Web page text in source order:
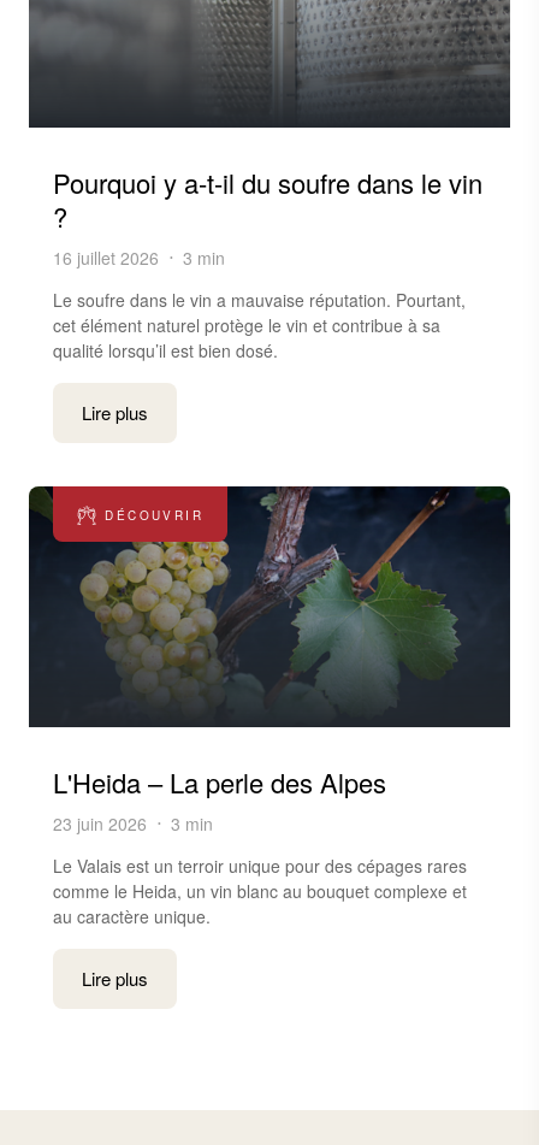
Pourquoi y a-t-il du soufre dans le vin
?
16 juillet 2026
3 min
Le soufre dans le vin a mauvaise réputation. Pourtant,
cet élément naturel protège le vin et contribue à sa
qualité lorsqu’il est bien dosé.
Lire plus
DÉCOUVRIR
L'Heida – La perle des Alpes
23 juin 2026
3 min
Le Valais est un terroir unique pour des cépages rares
comme le Heida, un vin blanc au bouquet complexe et
au caractère unique.
Lire plus